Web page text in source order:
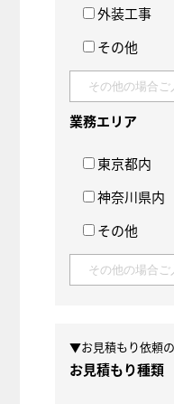
外装工事
その他
業務エリア
東京都内
神奈川県内
その他
▼お見積もり依頼
お見積もり種類